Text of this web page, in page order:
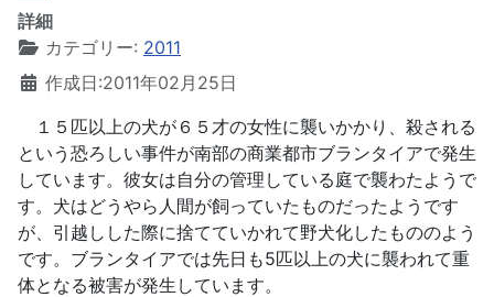
詳細
カテゴリー: 2011
作成日:2011年02月25日
１５匹以上の犬が６５才の女性に襲いかかり、殺される
という恐ろしい事件が南部の商業都市ブランタイアで発生
しています。彼女は自分の管理している庭で襲わたようで
す。犬はどうやら人間が飼っていたものだったようです
が、引越しした際に捨てていかれて野犬化したもののよう
です。ブランタイアでは先日も5匹以上の犬に襲われて重
体となる被害が発生しています。